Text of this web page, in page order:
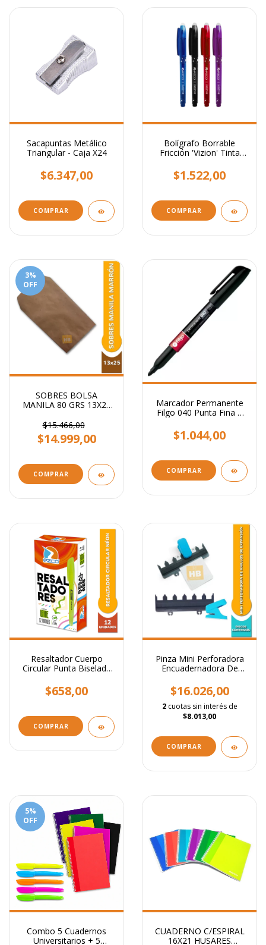
Sacapuntas Metálico
Triangular - Caja X24
$6.347,00
Bolígrafo Borrable
Fricción 'Vizion' Tinta
Surtidos
$1.522,00
COMPRAR
3%
OFF
SOBRES BOLSA
MANILA 80 GRS 13X25
$15.466,00
$14.999,00
COMPRAR
Marcador Permanente
Filgo 040 Punta Fina 1
$1.044,00
Resaltador Cuerpo
Circular Punta Biselada
$658,00
COMPRAR
Pinza Mini Perforadora
Encuadernadora De
$16.026,00
2 cuotas sin interés de
$8.013,00
5%
OFF
Combo 5 Cuadernos
Universitarios + 5
CUADERNO C/ESPIRAL
16X21 HUSARES